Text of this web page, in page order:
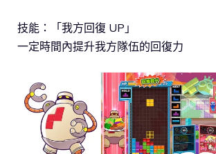
技能：「我方回復 UP」
一定時間內提升我方隊伍的回復力